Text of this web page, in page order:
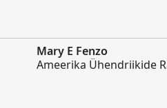
Mary E Fenzo
Ameerika Ühendriikide